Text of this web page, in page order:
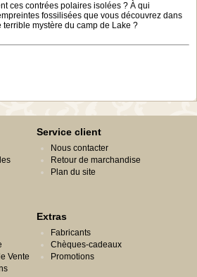
ces contrées polaires isolées ? À qui
fossilisées que vous découvrez dans
terrible mystère du camp de Lake ?
Service client
Nous contacter
Retour de marchandise
Plan du site
Vente
Extras
Fabricants
Chèques-cadeaux
Promotions